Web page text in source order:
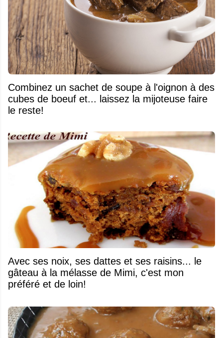
Combinez un sachet de soupe à l'oignon à des
cubes de boeuf et... laissez la mijoteuse faire
le reste!
Avec ses noix, ses dattes et ses raisins... le
gâteau à la mélasse de Mimi, c'est mon
préféré et de loin!